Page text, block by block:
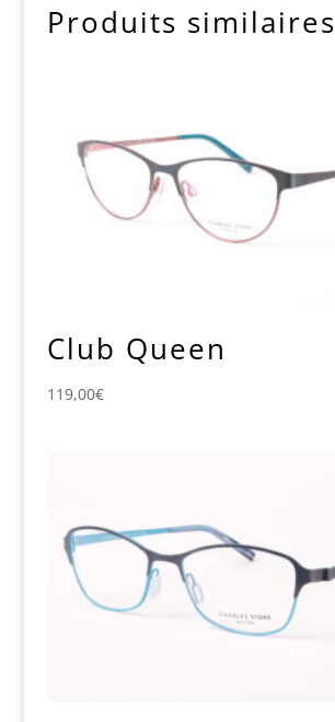
Produits similaires
Club Queen
119,00€